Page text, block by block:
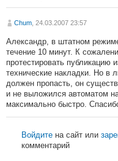
Chum , 24.03.2007 23:57
Александр, в штатном
течение 10 минут. К
протестировать публикацию
технические накладки. Но
должен пропасть, он
и не выложился автоматом
максимально быстро.
Войдите на сайт или
комментарий